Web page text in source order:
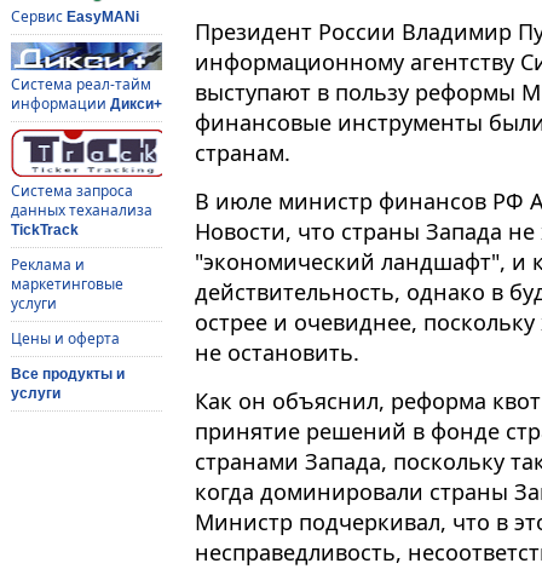
Сервис EasyMANi
Система реал-тайм
информации Дикси+
Система запроса
данных теханализа
TickTrack
Реклама и
маркетинговые
услуги
Цены и оферта
Все продукты и
услуги
Президент России Владимир
информационному агентству
выступают в пользу реформы
финансовые инструменты
странам.
В июле министр финансов РФ
Новости, что страны Запада
"экономический ландшафт",
действительность, однако в
острее и очевиднее,
не остановить.
Как он объяснил, реформа
принятие решений в фонде
странами Запада, поскольку
когда доминировали страны
Министр подчеркивал, что в
несправедливость,